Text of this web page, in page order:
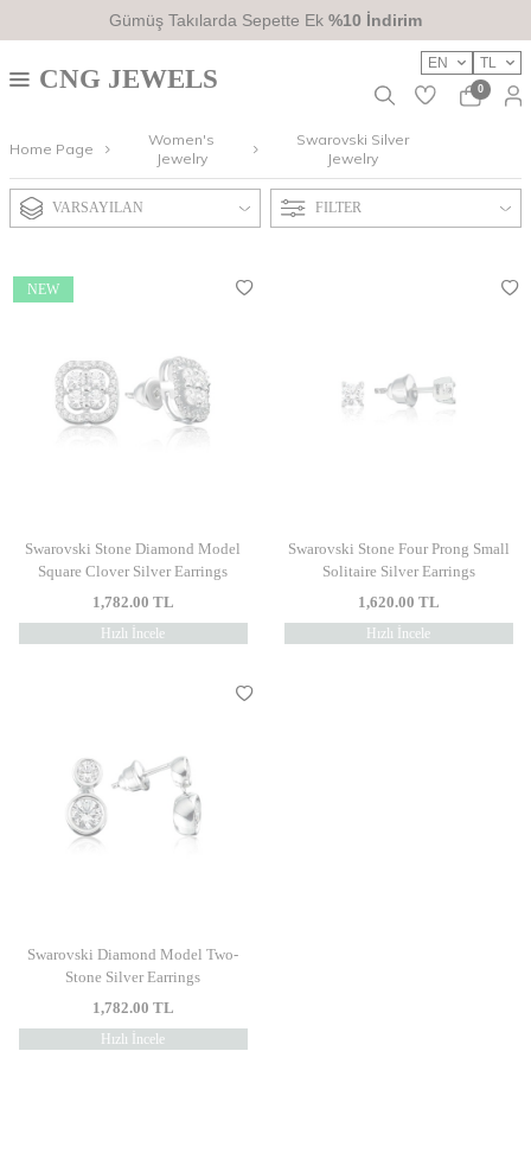
Gümüş Takılarda Sepette Ek %10 İndirim
EN TL
CNG JEWELS 0
Home Page
Women's
Jewelry
Swarovski Silver
Jewelry
FILTER
VARSAYILAN
NEW
Swarovski Stone Diamond Model
Square Clover Silver Earrings
1,782.00 TL
Hızlı İncele
Swarovski Stone Four Prong Small
Solitaire Silver Earrings
1,620.00 TL
Hızlı İncele
Swarovski Diamond Model Two-
Stone Silver Earrings
1,782.00 TL
Hızlı İncele